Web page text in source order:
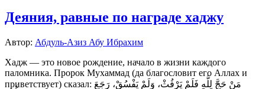
Деяния, равные по награде хаджу
Автор: Абдуль-Азиз Абу Ибрахим
Хадж — это новое рождение, начало в жизни каждого
паломника. Пророк Мухаммад (да благословит его Аллах и
приветствует) сказал: مَنْ حَجَّ لِلَّهِ فَلَمْ يَرْفُثْ، وَلَمْ يَفْسُقْ، رَجَعَ